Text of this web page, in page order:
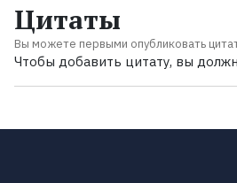
Цитаты
Вы можете первыми опубликовать
Чтобы добавить цитату, вы